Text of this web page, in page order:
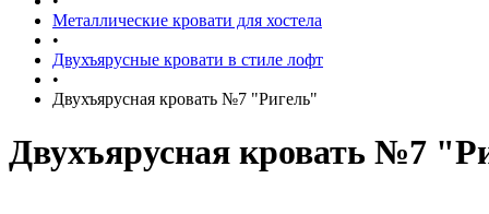
Металлические кровати для хостела
•
Двухъярусные кровати в стиле лофт
•
Двухъярусная кровать №7 "Ригель"
Двухъярусная кровать №7